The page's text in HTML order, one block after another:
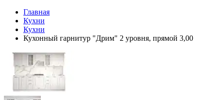
Главная
Кухни
Кухни
Кухонный гарнитур "Дрим" 2 уровня, прямой 3,00